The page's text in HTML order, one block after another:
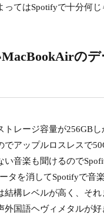
てはSpotifyで十分何じ
の
レージ容量が256GB
でアップルロスレスで
い音楽も聞けるので
タを消してSpotifyで音
構レベルが高く、そ
外国語ヘヴィメタルが